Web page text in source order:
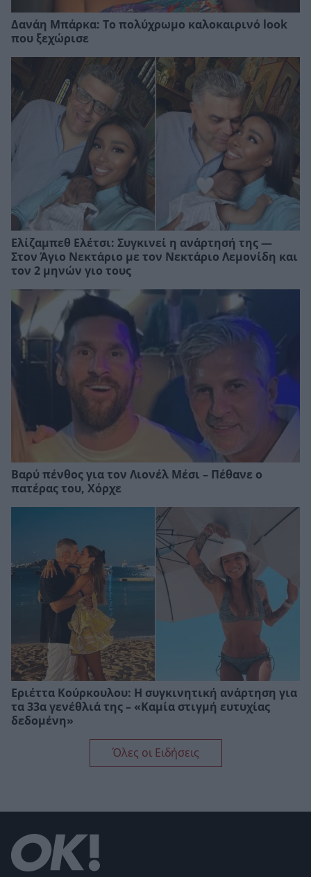
Δανάη Μπάρκα: Το πολύχρωμο καλοκαιρινό look
που ξεχώρισε
Ελίζαμπεθ Ελέτσι: Συγκινεί η ανάρτησή της —
Στον Άγιο Νεκτάριο με τον Νεκτάριο Λεμονίδη και
τον 2 μηνών γιο τους
Βαρύ πένθος για τον Λιονέλ Μέσι – Πέθανε ο
πατέρας του, Χόρχε
Εριέττα Κούρκουλου: Η συγκινητική ανάρτηση για
τα 33α γενέθλιά της – «Καμία στιγμή ευτυχίας
δεδομένη»
Όλες οι Ειδήσεις